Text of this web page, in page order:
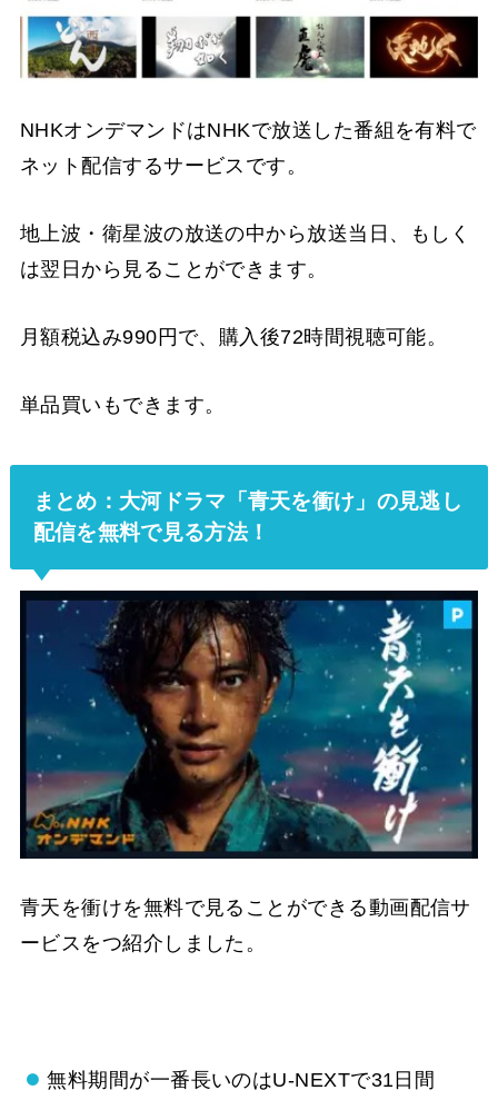
NHKオンデマンドはNHKで放送した番組を有料で
ネット配信するサービスです。
地上波・衛星波の放送の中から放送当日、もしく
は翌日から見ることができます。
月額税込み990円で、購入後72時間視聴可能。
単品買いもできます。
まとめ：大河ドラマ「青天を衝け」の見逃し
配信を無料で見る方法！
青天を衝けを無料で見ることができる動画配信サ
ービスをつ紹介しました。
無料期間が一番長いのはU-NEXTで31日間